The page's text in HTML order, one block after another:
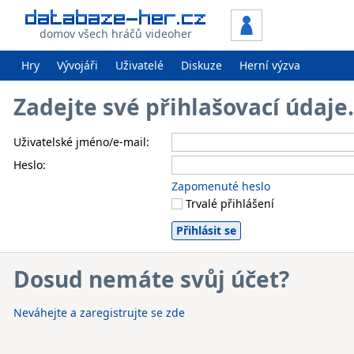
domov všech hráčů videoher
Hry Vývojáři Uživatelé Diskuze Herní výzva
Zadejte své přihlašovací
Uživatelské jméno/e-mail:
Heslo:
Zapomenuté heslo
Trvalé přihlášení
Dosud nemáte svůj účet?
Neváhejte a zaregistrujte se zde